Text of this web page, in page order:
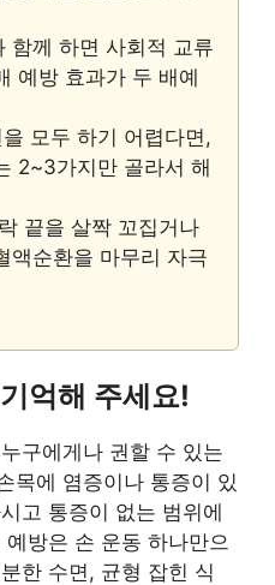
함께 하면 사회적 교류
예방 효과가 두 배예
모두 하기 어렵다면,
2~3가지만 골라서 해
끝을 살짝 꼬집거나
액순환을 마무리 자극
억해 주세요!
구에게나 권할 수 있는
목에 염증이나 통증이 있
고 통증이 없는 범위에
방은 손 운동 하나만으
한 수면, 균형 잡힌 식